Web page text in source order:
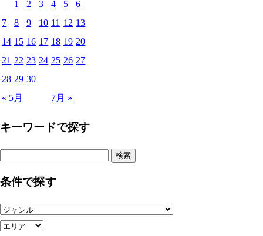
« 5月 7月 »
1 2 3 4 5
6
7
8 9 10 11 12 13
14 15 16 17 18 19 20
21 22 23 24 25 26 27
28 29 30
キーワードで探す
条件で探す